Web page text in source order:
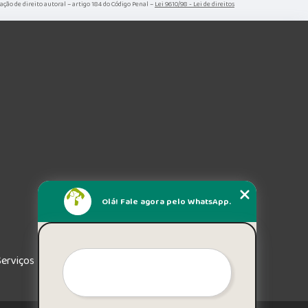
de direito autoral – artigo 184 do Código Penal –Lei 9610/98 - Lei de direitos
Olá! Fale agora pelo WhatsApp.